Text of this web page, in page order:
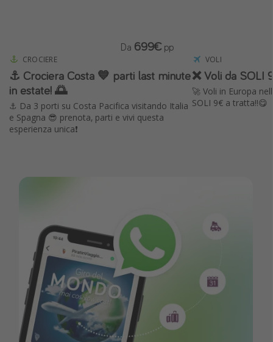
Festività del 2026
Città più visitate
CROCIERE
⚓️ Crociera Costa 💙 parti last minute
in estate! 🌅
⚓️ Da 3 porti su Costa Pacifica visitando Italia
e Spagna 😎 prenota, parti e vivi questa
esperienza unica❗️
Da 699€ pp
VOLI
❌ Voli da SOLI
🚀 Voli in Europa
SOLI 9€ a tratta!!😋